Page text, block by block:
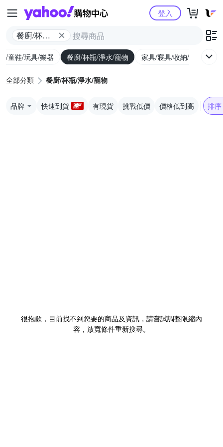
Yahoo購物中心
餐廚/杯瓶/
登入
/童鞋/玩具/樂器 餐廚/杯瓶/淨水/寵物 家具/寢具/收納/修繕
全部分類 餐廚/杯瓶/淨水/寵物
品牌 快速到貨 有現貨 挑戰低價 價格低到高 排序
很抱歉，目前找不到您要的商品及資訊，請嘗試調整限縮內
容，放寬條件重新搜尋。